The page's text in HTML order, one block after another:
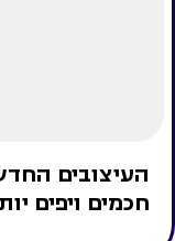
העיצובים
חכמים ויפים